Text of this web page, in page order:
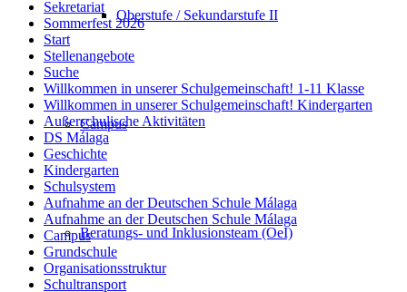
Oberstufe / Sekundarstufe II
Campus
Beratungs- und Inklusionsteam (OeI)
Sekretariat
Sommerfest 2026
Start
Stellenangebote
Suche
Willkommen in unserer Schulgemeinschaft! 1-11 Klasse
Willkommen in unserer Schulgemeinschaft! Kindergarten
Außerschulische Aktivitäten
DS Málaga
Geschichte
Kindergarten
Schulsystem
Aufnahme an der Deutschen Schule Málaga
Aufnahme an der Deutschen Schule Málaga
Campus
Grundschule
Organisationsstruktur
Schultransport